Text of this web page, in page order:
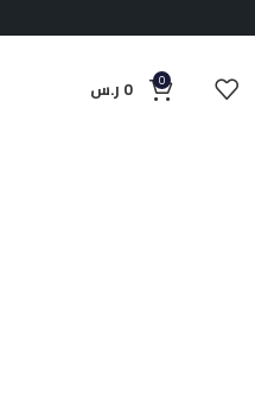
0
0 ر.س